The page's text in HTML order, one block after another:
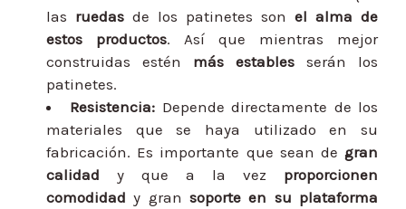
las ruedas de los patinetes son el alma de
estos productos. Así que mientras mejor
construidas estén más estables serán los
patinetes.
Resistencia: Depende directamente de los
materiales que se haya utilizado en su
fabricación. Es importante que sean de gran
calidad y que a la vez proporcionen
comodidad y gran soporte en su plataforma